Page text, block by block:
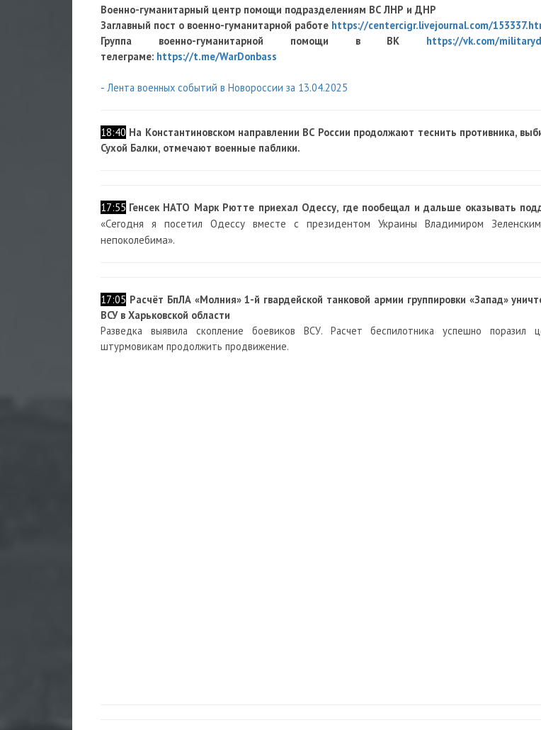
Военно-гуманитарный центр помощи подразделениям ВС ЛНР и ДНР
Заглавный пост о военно-гуманитарной работе https://centercigr.livejournal.com/
Группа военно-гуманитарной помощи в ВК https://vk.com/
телеграме: https://t.me/WarDonbass
- Лента военных событий в Новороссии за 13.04.2025
18:40 На Константиновском направлении ВС России продолжают теснить противника,
Сухой Балки, отмечают военные паблики.
17:55 Генсек НАТО Марк Рютте приехал Одессу, где пообещал и дальше оказывать
«Сегодня я посетил Одессу вместе с президентом Украины Владимиром
непоколебима».
17:05 Расчёт БпЛА «Молния» 1-й гвардейской танковой армии группировки «Запад»
ВСУ в Харьковской области
Разведка выявила скопление боевиков ВСУ. Расчет беспилотника успешно поразил
штурмовикам продолжить продвижение.